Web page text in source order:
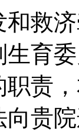
和救
生育
职责
向贵